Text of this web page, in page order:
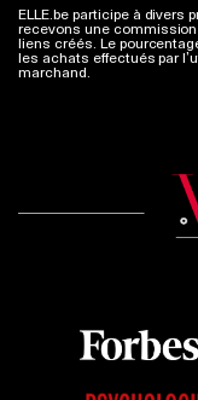
ELLE.be participe à divers
recevons une
liens créés. Le
les achats effectués par
marchand. Plus d'infos